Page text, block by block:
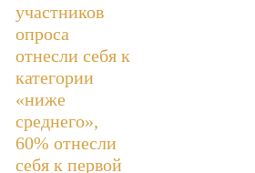
участников
опроса
отнесли себя к
категории
«ниже
среднего»,
60% отнесли
себя к первой